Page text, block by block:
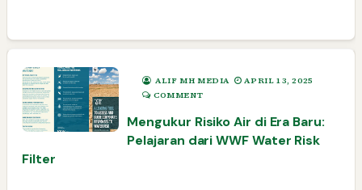
ALIF MH MEDIA
APRIL 13, 2025
COMMENT
Mengukur Risiko Air di Era Baru:
Pelajaran dari WWF Water Risk
Filter